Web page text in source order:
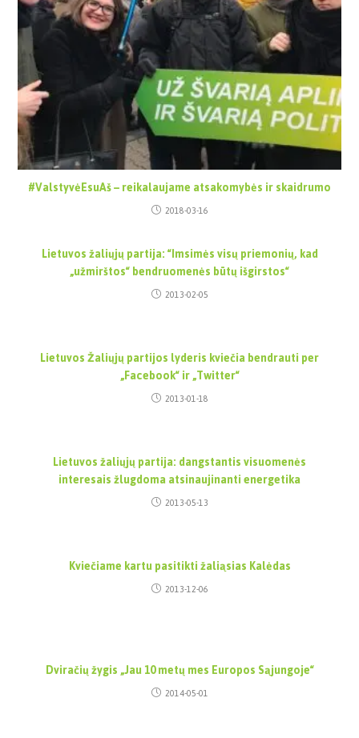
#ValstyvėEsuAš – reikalaujame atsakomybės ir skaidrumo
2018-03-16
Lietuvos žaliųjų partija: “Imsimės visų priemonių, kad
„užmirštos“ bendruomenės būtų išgirstos“
2013-02-05
Lietuvos Žaliųjų partijos lyderis kviečia bendrauti per
„Facebook“ ir „Twitter“
2013-01-18
Lietuvos žaliųjų partija: dangstantis visuomenės
interesais žlugdoma atsinaujinanti energetika
2013-05-13
Kviečiame kartu pasitikti žaliąsias Kalėdas
2013-12-06
Dviračių žygis „Jau 10 metų mes Europos Sąjungoje“
2014-05-01